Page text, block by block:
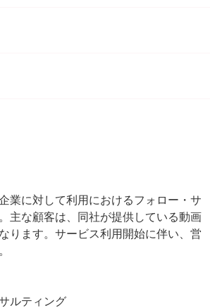
業に対して利用におけるフォロー・サ
主な顧客は、同社が提供している動画
ります。サービス利用開始に伴い、営
ルティング